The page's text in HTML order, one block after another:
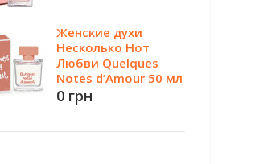
Женские духи
Несколько Нот
Любви Quelques
Notes d’Amour 50 мл
0 грн